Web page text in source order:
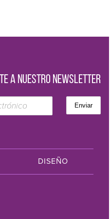
A NUESTRO NEWSLETTER
DISEÑO